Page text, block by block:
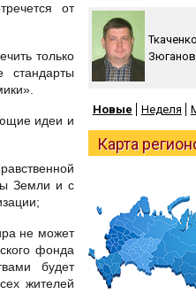
от
только
идеи и
Земли и с
не может
фонда
будет
жителей
Новые Неделя
Карта